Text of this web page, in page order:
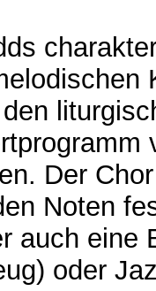
Der
Noten
auch eine
oder